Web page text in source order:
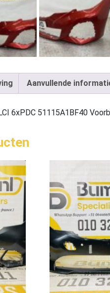
Aanvullende
6xPDC 51115A1BF40